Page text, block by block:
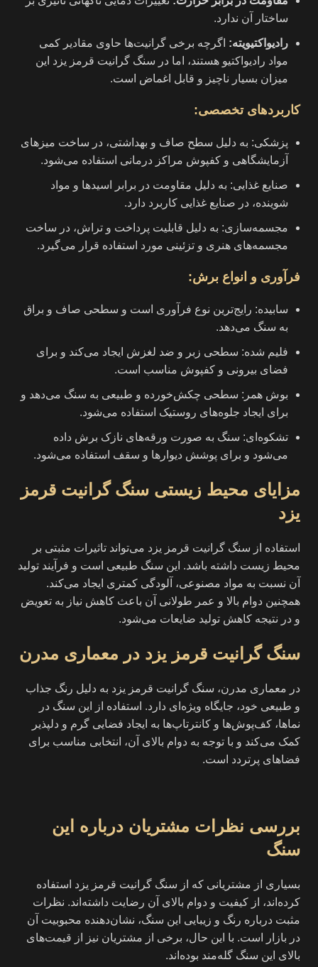
ساختار آن ندارد.
رادیواکتیویته: اگرچه برخی گرانیت‌ها حاوی مقادیر کمی
مواد رادیواکتیو هستند، اما در سنگ گرانیت قرمز یزد این
میزان بسیار ناچیز و قابل اغماض است.
کاربردهای تخصصی:
پزشکی: به دلیل سطح صاف و بهداشتی، در ساخت میزهای
آزمایشگاهی و کفپوش مراکز درمانی استفاده می‌شود.
صنایع غذایی: به دلیل مقاومت در برابر اسیدها و مواد
شوینده، در صنایع غذایی کاربرد دارد.
مجسمه‌سازی: به دلیل قابلیت پرداخت و تراش، در ساخت
مجسمه‌های هنری و تزئینی مورد استفاده قرار می‌گیرد.
فرآوری و انواع برش:
سابیده: رایج‌ترین نوع فرآوری است و سطحی صاف و براق
به سنگ می‌دهد.
فلیم شده: سطحی زبر و ضد لغزش ایجاد می‌کند و برای
فضای بیرونی و کفپوش مناسب است.
بوش همر: سطحی چکش‌خورده و طبیعی به سنگ می‌دهد و
برای ایجاد جلوه‌های روستیک استفاده می‌شود.
تشکوه‌ای: سنگ به صورت ورقه‌های نازک برش داده
می‌شود و برای پوشش دیوارها و سقف استفاده می‌شود.
مزایای محیط زیستی سنگ گرانیت قرمز
یزد
استفاده از سنگ گرانیت قرمز یزد می‌تواند تاثیرات مثبتی بر
محیط زیست داشته باشد. این سنگ طبیعی است و فرآیند تولید
آن نسبت به مواد مصنوعی، آلودگی کمتری ایجاد می‌کند.
همچنین دوام بالا و عمر طولانی آن باعث کاهش نیاز به تعویض
و در نتیجه کاهش تولید ضایعات می‌شود.
سنگ گرانیت قرمز یزد در معماری مدرن
در معماری مدرن، سنگ گرانیت قرمز یزد به دلیل رنگ جذاب
و طبیعی خود، جایگاه ویژه‌ای دارد. استفاده از این سنگ در
نماها، کف‌پوش‌ها و کانترتاپ‌ها به ایجاد فضایی گرم و دلپذیر
کمک می‌کند و با توجه به دوام بالای آن، انتخابی مناسب برای
فضاهای پرتردد است.
بررسی نظرات مشتریان درباره این
سنگ
بسیاری از مشتریانی که از سنگ گرانیت قرمز یزد استفاده
کرده‌اند، از کیفیت و دوام بالای آن رضایت داشته‌اند. نظرات
مثبت درباره رنگ و زیبایی این سنگ، نشان‌دهنده محبوبیت آن
در بازار است. با این حال، برخی از مشتریان نیز از قیمت‌های
بالای این سنگ گله‌مند بوده‌اند.